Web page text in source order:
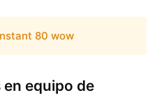
80 wow
equipo de